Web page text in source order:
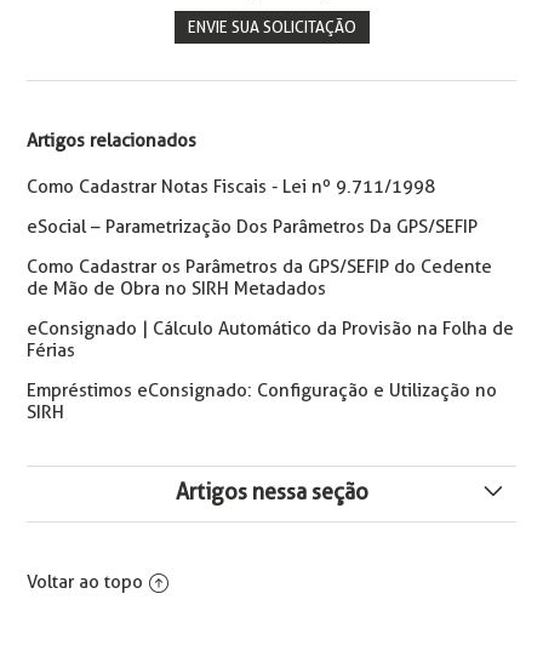
ENVIE SUA SOLICITAÇÃO
Artigos relacionados
Como Cadastrar Notas Fiscais - Lei nº 9.711/1998
eSocial – Parametrização Dos Parâmetros Da GPS/SEFIP
Como Cadastrar os Parâmetros da GPS/SEFIP do Cedente
de Mão de Obra no SIRH Metadados
eConsignado | Cálculo Automático da Provisão na Folha de
Férias
Empréstimos eConsignado: Configuração e Utilização no
SIRH
Artigos nessa seção
contribuições a terceiros
Voltar ao topo